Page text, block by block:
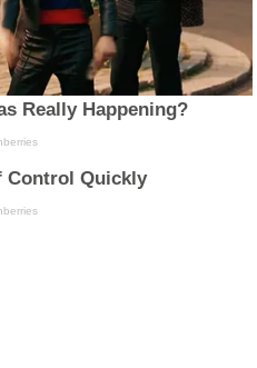
Really Happening?
Control Quickly